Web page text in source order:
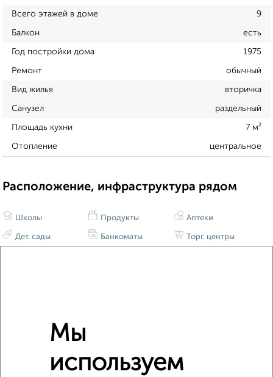
Всего этажей в доме 9
Балкон есть
Год постройки дома 1975
Ремонт обычный
Вид жилья вторичка
Санузел раздельный
Площадь кухни 7 м²
Отопление центральное
Расположение, инфраструктура рядом
Школы
Дет. сады
Продукты
Банкоматы
Аптеки
Торг. центры
Мы
используем